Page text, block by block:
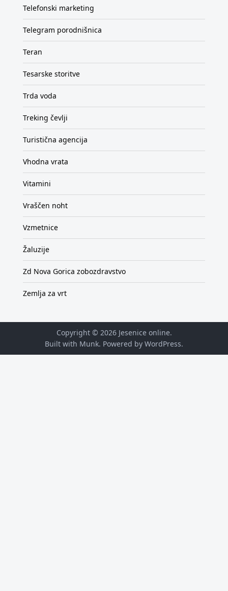
Telefonski marketing
Telegram porodnišnica
Teran
Tesarske storitve
Trda voda
Treking čevlji
Turistična agencija
Vhodna vrata
Vitamini
Vraščen noht
Vzmetnice
Žaluzije
Zd Nova Gorica zobozdravstvo
Zemlja za vrt
Copyright © 2026 Jesenice online.
Built with Munk. Powered by WordPress.